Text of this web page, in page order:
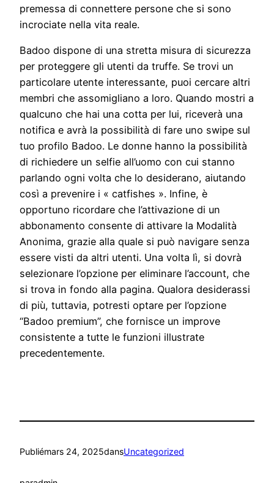
premessa di connettere persone che si sono
incrociate nella vita reale.
Badoo dispone di una stretta misura di sicurezza
per proteggere gli utenti da truffe. Se trovi un
particolare utente interessante, puoi cercare altri
membri che assomigliano a loro. Quando mostri a
qualcuno che hai una cotta per lui, riceverà una
notifica e avrà la possibilità di fare uno swipe sul
tuo profilo Badoo. Le donne hanno la possibilità
di richiedere un selfie all’uomo con cui stanno
parlando ogni volta che lo desiderano, aiutando
così a prevenire i « catfishes ». Infine, è
opportuno ricordare che l’attivazione di un
abbonamento consente di attivare la Modalità
Anonima, grazie alla quale si può navigare senza
essere visti da altri utenti. Una volta lì, si dovrà
selezionare l’opzione per eliminare l’account, che
si trova in fondo alla pagina. Qualora desiderassi
di più, tuttavia, potresti optare per l’opzione
“Badoo premium”, che fornisce un improve
consistente a tutte le funzioni illustrate
precedentemente.
Publiémars 24, 2025dansUncategorized